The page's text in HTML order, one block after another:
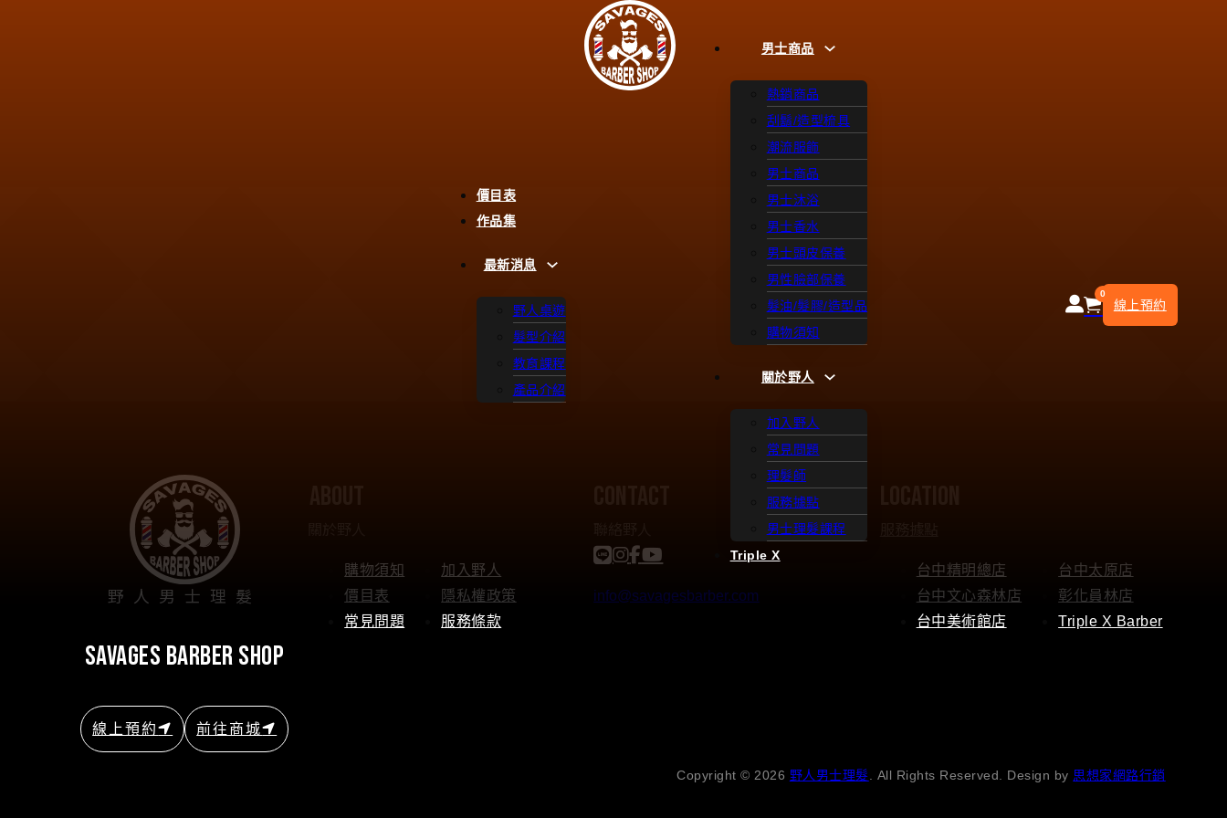
價目表
作品集
最新消息
野人桌遊
髮型介紹
教育課程
產品介紹
男士商品
熱銷商品
刮鬍/造型梳具
潮流服飾
男士商品
男士沐浴
男士香水
男士頭皮保養
男性臉部保養
髮油/髮膠/造型品
購物須知
關於野人
加入野人
常見問題
理髮師
服務據點
男士理髮課程
Triple X
0
線上預約
野人男士理髮
savages barber shop
線上預約 前往商城
購物須知
價目表
常見問題
加入野人
隱私權政策
服務條款
info@savagesbarber.com
台中精明總店
台中文心森林店
台中美術館店
台中太原店
彰化員林店
Triple X Barber
Copyright © 2026 野人男士理髮 . All Rights Reserved. Design by 思想家網路行銷